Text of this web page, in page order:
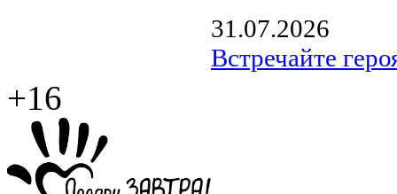
31.07.2026
Встречайте
+16